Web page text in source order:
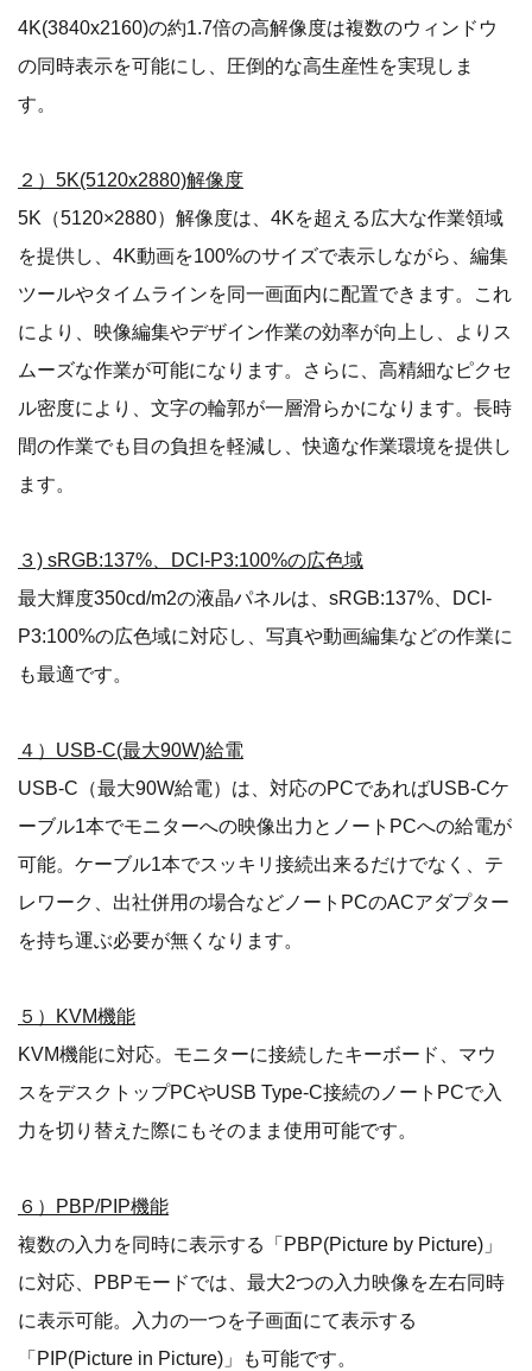
4K(3840x2160)の約1.7倍の高解像度は複数のウィンドウ
の同時表示を可能にし、圧倒的な高生産性を実現しま
す。
２）5K(5120x2880)解像度
5K（5120×2880）解像度は、4Kを超える広大な作業領域
を提供し、4K動画を100%のサイズで表示しながら、編集
ツールやタイムラインを同一画面内に配置できます。これ
により、映像編集やデザイン作業の効率が向上し、よりス
ムーズな作業が可能になります。さらに、高精細なピクセ
ル密度により、文字の輪郭が一層滑らかになります。長時
間の作業でも目の負担を軽減し、快適な作業環境を提供し
ます。
３) sRGB:137%、DCI-P3:100%の広色域
最大輝度350cd/m2の液晶パネルは、sRGB:137%、DCI-
P3:100%の広色域に対応し、写真や動画編集などの作業に
も最適です。
４）USB-C(最大90W)給電
USB-C（最大90W給電）は、対応のPCであればUSB-Cケ
ーブル1本でモニターへの映像出力とノートPCへの給電が
可能。ケーブル1本でスッキリ接続出来るだけでなく、テ
レワーク、出社併用の場合などノートPCのACアダプター
を持ち運ぶ必要が無くなります。
５）KVM機能
KVM機能に対応。モニターに接続したキーボード、マウ
スをデスクトップPCやUSB Type-C接続のノートPCで入
力を切り替えた際にもそのまま使用可能です。
６）PBP/PIP機能
複数の入力を同時に表示する「PBP(Picture by Picture)」
に対応、PBPモードでは、最大2つの入力映像を左右同時
に表示可能。入力の一つを子画面にて表示する
「PIP(Picture in Picture)」も可能です。